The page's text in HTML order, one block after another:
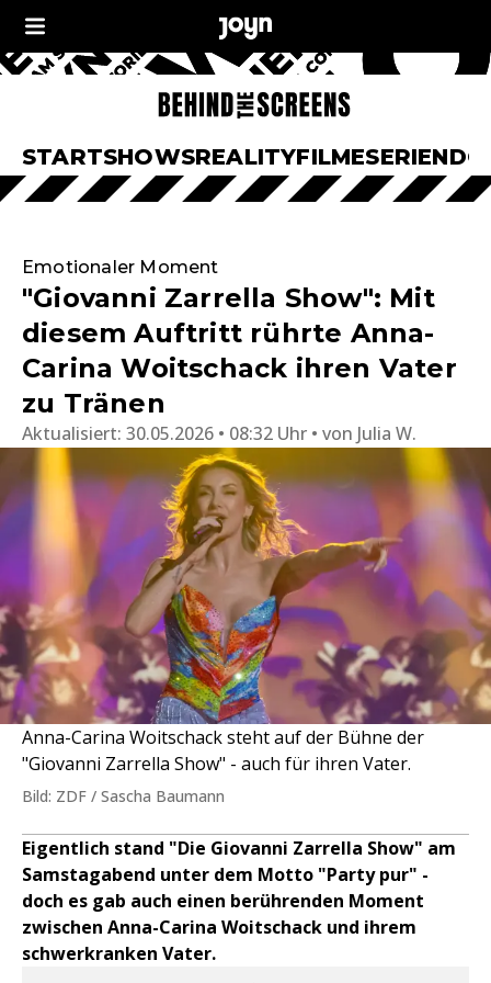
STARTSHOWSREALITYFILMESERIEN
Emotionaler Moment
"Giovanni Zarrella Show": Mit
diesem Auftritt rührte Anna-
Carina Woitschack ihren Vater
zu Tränen
Aktualisiert: 30.05.2026 • 08:32 Uhr von Julia W.
Anna-Carina Woitschack steht auf der Bühne der
"Giovanni Zarrella Show" - auch für ihren Vater.
Bild: ZDF / Sascha Baumann
Eigentlich stand "Die Giovanni Zarrella Show" am
Samstagabend unter dem Motto "Party pur" -
doch es gab auch einen berührenden Moment
zwischen Anna-Carina Woitschack und ihrem
schwerkranken Vater.